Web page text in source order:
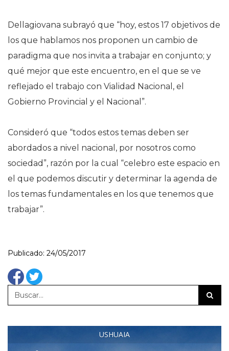
Dellagiovana subrayó que “hoy, estos 17 objetivos de
los que hablamos nos proponen un cambio de
paradigma que nos invita a trabajar en conjunto; y
qué mejor que este encuentro, en el que se ve
reflejado el trabajo con Vialidad Nacional, el
Gobierno Provincial y el Nacional”.
Consideró que “todos estos temas deben ser
abordados a nivel nacional, por nosotros como
sociedad”, razón por la cual “celebro este espacio en
el que podemos discutir y determinar la agenda de
los temas fundamentales en los que tenemos que
trabajar”.
Publicado: 24/05/2017
USHUAIA